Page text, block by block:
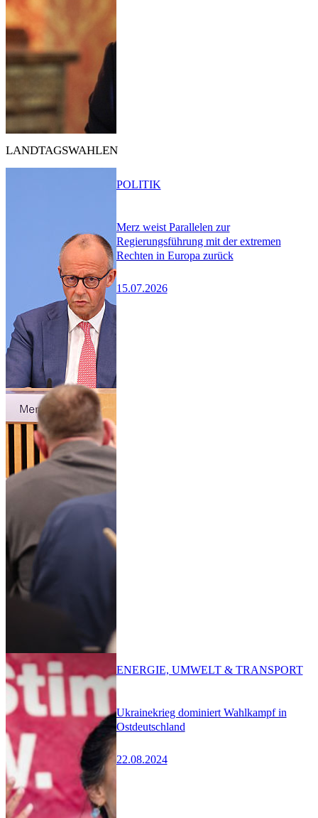
LANDTAGSWAHLEN
Merz weist Parallelen zur
Regierungsführung mit der extremen
Rechten in Europa zurück
15.07.2026
POLITIK
Ukrainekrieg dominiert Wahlkampf in
Ostdeutschland
22.08.2024
ENERGIE, UMWELT & TRANSPORT